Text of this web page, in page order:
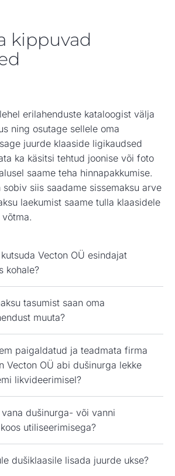
kippuvad
erilahenduste kataloogist välja
ning osutage sellele oma
juurde klaaside ligikaudsed
ka käsitsi tehtud joonise või foto
saame teha hinnapakkumise.
sobiv siis saadame sissemaksu arve
laekumist saame tulla klaasidele
Vecton OÜ esindajat
kohale?
tasumist saan oma
muuta?
paigaldatud ja teadmata firma
Vecton OÜ abi dušinurga lekke
likvideerimisel?
dušinurga- või vanni
utiliseerimisega?
dušiklaasile lisada juurde ukse?